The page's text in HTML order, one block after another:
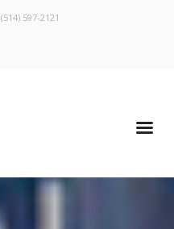
(514) 597-2121